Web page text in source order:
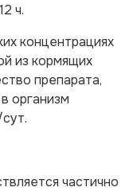
ч.
концентрациях
из кормящих
препарата,
организм
частично